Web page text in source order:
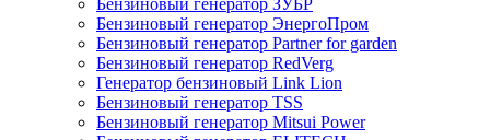
Бензиновый генератор ЗУБР
Бензиновый генератор ЭнергоПром
Бензиновый генератор Partner for garden
Бензиновый генератор RedVerg
Генератор бензиновый Link Lion
Бензиновый генератор TSS
Бензиновый генератор Mitsui Power